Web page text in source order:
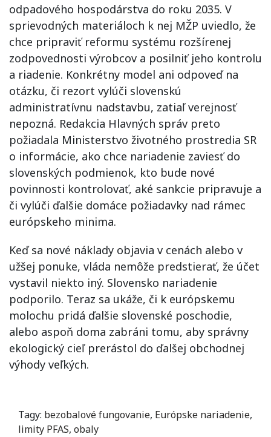
odpadového hospodárstva do roku 2035. V
sprievodných materiáloch k nej MŽP uviedlo, že
chce pripraviť reformu systému rozšírenej
zodpovednosti výrobcov a posilniť jeho kontrolu
a riadenie. Konkrétny model ani odpoveď na
otázku, či rezort vylúči slovenskú
administratívnu nadstavbu, zatiaľ verejnosť
nepozná. Redakcia Hlavných správ preto
požiadala Ministerstvo životného prostredia SR
o informácie, ako chce nariadenie zaviesť do
slovenských podmienok, kto bude nové
povinnosti kontrolovať, aké sankcie pripravuje a
či vylúči ďalšie domáce požiadavky nad rámec
európskeho minima.
Keď sa nové náklady objavia v cenách alebo v
užšej ponuke, vláda nemôže predstierať, že účet
vystavil niekto iný. Slovensko nariadenie
podporilo. Teraz sa ukáže, či k európskemu
molochu pridá ďalšie slovenské poschodie,
alebo aspoň doma zabráni tomu, aby správny
ekologický cieľ prerástol do ďalšej obchodnej
výhody veľkých.
Tagy: bezobalové fungovanie, Európske nariadenie,
limity PFAS, obaly